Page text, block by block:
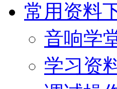
常用资料
音响学
学习资